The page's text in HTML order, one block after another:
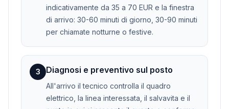
indicativamente da 35 a 70 EUR e la finestra
di arrivo: 30-60 minuti di giorno, 30-90 minuti
per chiamate notturne o festive.
3 Diagnosi e preventivo sul posto
All'arrivo il tecnico controlla il quadro
elettrico, la linea interessata, il salvavita e il